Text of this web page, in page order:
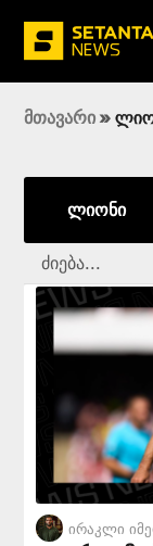
მთავარი »
ლიონი
ირაკლი